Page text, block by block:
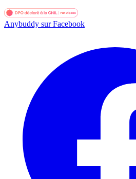
Anybuddy sur Facebook